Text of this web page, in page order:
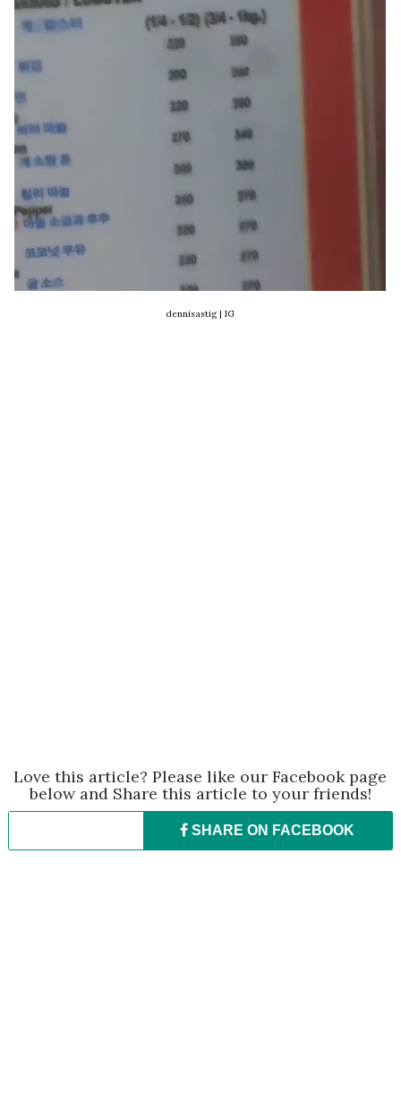
dennisastig | IG
Love this article? Please like our Facebook page
below and Share this article to your friends!
SHARE ON FACEBOOK